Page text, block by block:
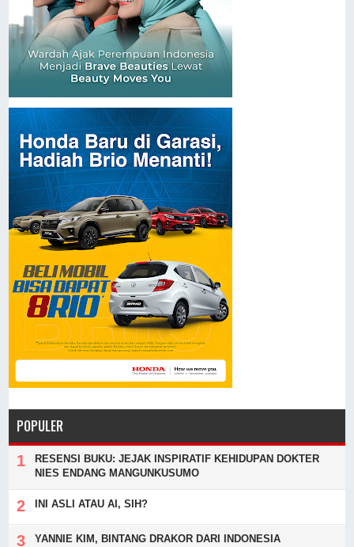
POPULER
RESENSI BUKU: JEJAK INSPIRATIF KEHIDUPAN DOKTER
NIES ENDANG MANGUNKUSUMO
INI ASLI ATAU AI, SIH?
YANNIE KIM, BINTANG DRAKOR DARI INDONESIA